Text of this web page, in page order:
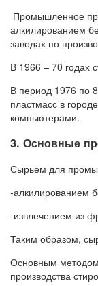
Промышленное
алкилированием
заводах по
В 1966 – 70 годах
В период 1976 по
пластмасс в
компьютерами.
3. Основные
Сырьем для
-алкилированием
-извлечением из
Таким образом,
Основным методом
производства